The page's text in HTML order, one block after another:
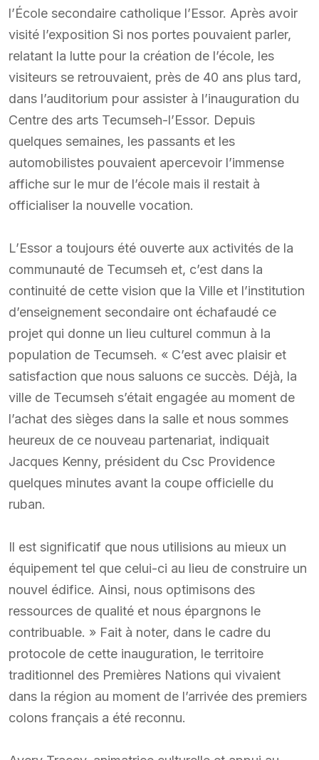
l’École secondaire catholique l’Essor. Après avoir
visité l’exposition Si nos portes pouvaient parler,
relatant la lutte pour la création de l’école, les
visiteurs se retrouvaient, près de 40 ans plus tard,
dans l’auditorium pour assister à l’inauguration du
Centre des arts Tecumseh-l’Essor. Depuis
quelques semaines, les passants et les
automobilistes pouvaient apercevoir l’immense
affiche sur le mur de l’école mais il restait à
officialiser la nouvelle vocation.
L’Essor a toujours été ouverte aux activités de la
communauté de Tecumseh et, c’est dans la
continuité de cette vision que la Ville et l’institution
d’enseignement secondaire ont échafaudé ce
projet qui donne un lieu culturel commun à la
population de Tecumseh. « C’est avec plaisir et
satisfaction que nous saluons ce succès. Déjà, la
ville de Tecumseh s’était engagée au moment de
l’achat des sièges dans la salle et nous sommes
heureux de ce nouveau partenariat, indiquait
Jacques Kenny, président du Csc Providence
quelques minutes avant la coupe officielle du
ruban.
Il est significatif que nous utilisions au mieux un
équipement tel que celui-ci au lieu de construire un
nouvel édifice. Ainsi, nous optimisons des
ressources de qualité et nous épargnons le
contribuable. » Fait à noter, dans le cadre du
protocole de cette inauguration, le territoire
traditionnel des Premières Nations qui vivaient
dans la région au moment de l’arrivée des premiers
colons français a été reconnu.